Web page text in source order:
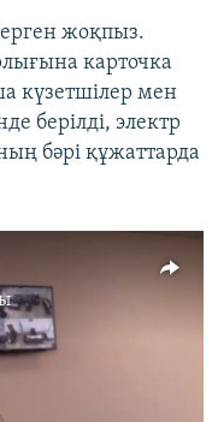
жоқпыз.
карточка
күзетшілер мен
берілді, электр
бәрі құжаттарда
available